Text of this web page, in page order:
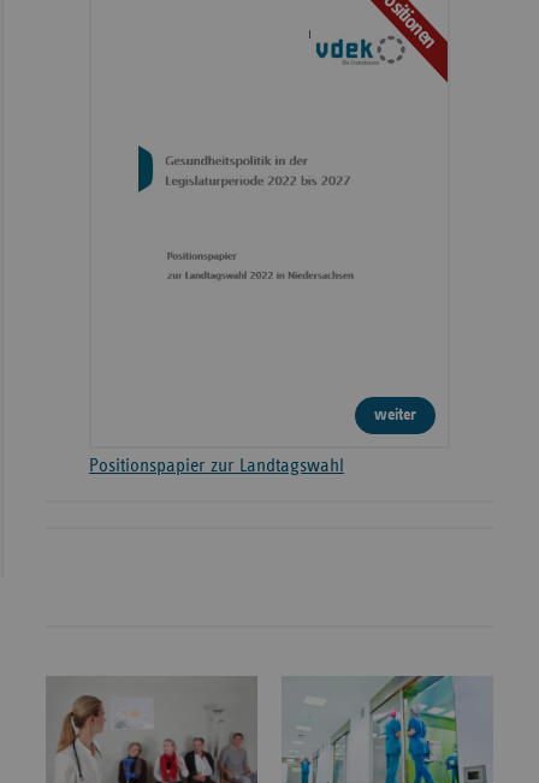
Positionen
weiter
Positionspapier zur Landtagswahl